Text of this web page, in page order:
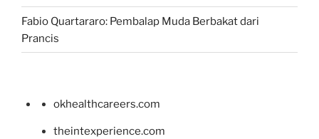
Fabio Quartararo: Pembalap Muda Berbakat dari
Prancis
okhealthcareers.com
theintexperience.com